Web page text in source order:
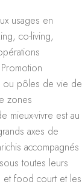
usages en
co-living,
ou pôles de vie de
zones
mieux-vivre est au
axes de
accompagnés
toutes leurs
et food court et les